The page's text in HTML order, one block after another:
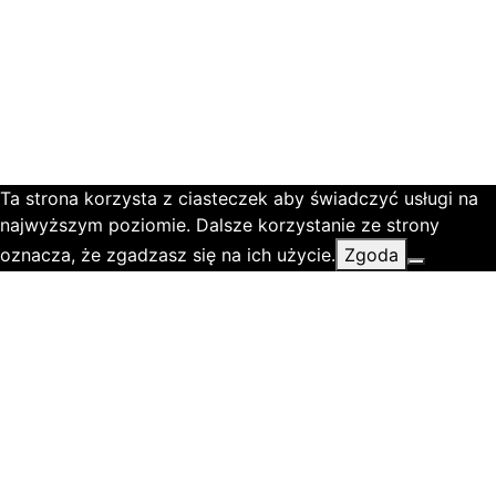
Ta strona korzysta z ciasteczek aby świadczyć usługi na
najwyższym poziomie. Dalsze korzystanie ze strony
oznacza, że zgadzasz się na ich użycie. Zgoda